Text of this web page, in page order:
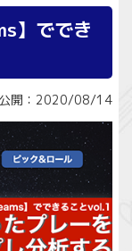
】ででき
開：2020/08/14